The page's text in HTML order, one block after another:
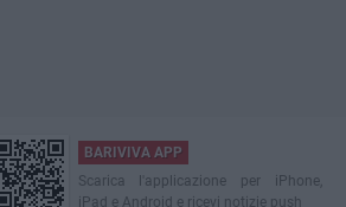
BARIVIVA APP
Scarica l'applicazione per iPhone,
iPad e Android e ricevi notizie push